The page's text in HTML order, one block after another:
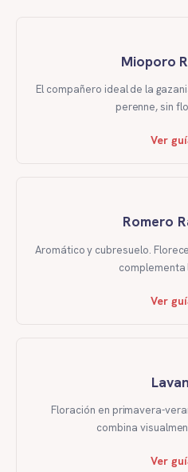
Mioporo
El compañero ideal de la
perenne, sin
Ver
Romero
Aromático y cubresuelo.
complementa
Ver
Floración en primavera-
combina
Ver